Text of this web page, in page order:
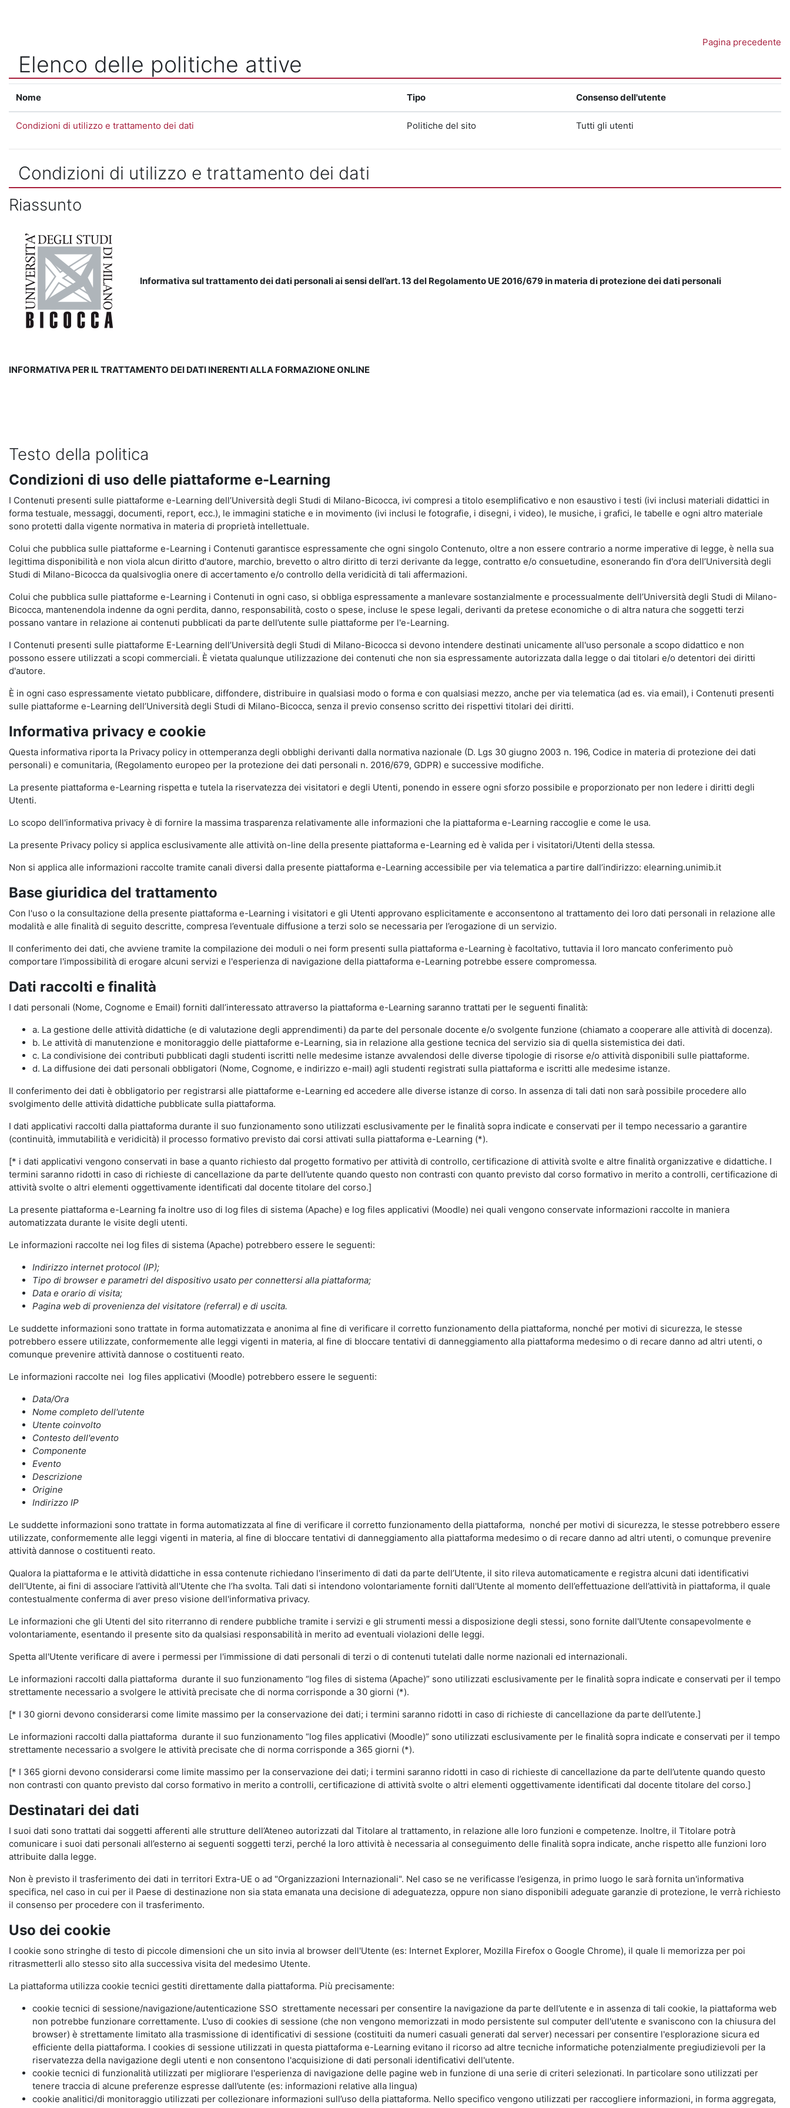
Pagina precedente
Elenco delle politiche attive
Nome Tipo Consenso dell'utente
Condizioni di utilizzo e trattamento dei dati Politiche del sito Tutti gli utenti
Condizioni di utilizzo e trattamento dei dati
Riassunto
Informativa sul trattamento dei dati personali ai sensi dell’art. 13 del Regolamento UE 2016/679 in materia di protezione dei dati personali
INFORMATIVA PER IL TRATTAMENTO DEI DATI INERENTI ALLA FORMAZIONE ONLINE
Testo della politica
Condizioni di uso delle piattaforme e-Learning
I Contenuti presenti sulle piattaforme e-Learning dell’Università degli Studi di Milano-Bicocca, ivi compresi a titolo esemplificativo e non esaustivo i testi (ivi inclusi materiali didattici in
forma testuale, messaggi, documenti, report, ecc.), le immagini statiche e in movimento (ivi inclusi le fotografie, i disegni, i video), le musiche, i grafici, le tabelle e ogni altro materiale
sono protetti dalla vigente normativa in materia di proprietà intellettuale.
Colui che pubblica sulle piattaforme e-Learning i Contenuti garantisce espressamente che ogni singolo Contenuto, oltre a non essere contrario a norme imperative di legge, è nella sua
legittima disponibilità e non viola alcun diritto d'autore, marchio, brevetto o altro diritto di terzi derivante da legge, contratto e/o consuetudine, esonerando fin d'ora dell’Università degli
Studi di Milano-Bicocca da qualsivoglia onere di accertamento e/o controllo della veridicità di tali affermazioni.
Colui che pubblica sulle piattaforme e-Learning i Contenuti in ogni caso, si obbliga espressamente a manlevare sostanzialmente e processualmente dell’Università degli Studi di Milano-
Bicocca, mantenendola indenne da ogni perdita, danno, responsabilità, costo o spese, incluse le spese legali, derivanti da pretese economiche o di altra natura che soggetti terzi
possano vantare in relazione ai contenuti pubblicati da parte dell’utente sulle piattaforme per l'e-Learning.
I Contenuti presenti sulle piattaforme E-Learning dell’Università degli Studi di Milano-Bicocca si devono intendere destinati unicamente all'uso personale a scopo didattico e non
possono essere utilizzati a scopi commerciali. È vietata qualunque utilizzazione dei contenuti che non sia espressamente autorizzata dalla legge o dai titolari e/o detentori dei diritti
d'autore.
È in ogni caso espressamente vietato pubblicare, diffondere, distribuire in qualsiasi modo o forma e con qualsiasi mezzo, anche per via telematica (ad es. via email), i Contenuti presenti
sulle piattaforme e-Learning dell’Università degli Studi di Milano-Bicocca, senza il previo consenso scritto dei rispettivi titolari dei diritti.
Informativa privacy e cookie
Questa informativa riporta la Privacy policy in ottemperanza degli obblighi derivanti dalla normativa nazionale (D. Lgs 30 giugno 2003 n. 196, Codice in materia di protezione dei dati
personali) e comunitaria, (Regolamento europeo per la protezione dei dati personali n. 2016/679, GDPR) e successive modifiche.
La presente piattaforma e-Learning rispetta e tutela la riservatezza dei visitatori e degli Utenti, ponendo in essere ogni sforzo possibile e proporzionato per non ledere i diritti degli
Utenti.
Lo scopo dell'informativa privacy è di fornire la massima trasparenza relativamente alle informazioni che la piattaforma e-Learning raccoglie e come le usa.
La presente Privacy policy si applica esclusivamente alle attività on-line della presente piattaforma e-Learning ed è valida per i visitatori/Utenti della stessa.
Non si applica alle informazioni raccolte tramite canali diversi dalla presente piattaforma e-Learning accessibile per via telematica a partire dall’indirizzo: elearning.unimib.it
Base giuridica del trattamento
Con l'uso o la consultazione della presente piattaforma e-Learning i visitatori e gli Utenti approvano esplicitamente e acconsentono al trattamento dei loro dati personali in relazione alle
modalità e alle finalità di seguito descritte, compresa l’eventuale diffusione a terzi solo se necessaria per l’erogazione di un servizio.
Il conferimento dei dati, che avviene tramite la compilazione dei moduli o nei form presenti sulla piattaforma e-Learning è facoltativo, tuttavia il loro mancato conferimento può
comportare l'impossibilità di erogare alcuni servizi e l'esperienza di navigazione della piattaforma e-Learning potrebbe essere compromessa.
Dati raccolti e finalità
I dati personali (Nome, Cognome e Email) forniti dall’interessato attraverso la piattaforma e-Learning saranno trattati per le seguenti finalità:
a. La gestione delle attività didattiche (e di valutazione degli apprendimenti) da parte del personale docente e/o svolgente funzione (chiamato a cooperare alle attività di docenza).
b. Le attività di manutenzione e monitoraggio delle piattaforme e-Learning, sia in relazione alla gestione tecnica del servizio sia di quella sistemistica dei dati.
c. La condivisione dei contributi pubblicati dagli studenti iscritti nelle medesime istanze avvalendosi delle diverse tipologie di risorse e/o attività disponibili sulle piattaforme.
d. La diffusione dei dati personali obbligatori (Nome, Cognome, e indirizzo e-mail) agli studenti registrati sulla piattaforma e iscritti alle medesime istanze.
Il conferimento dei dati è obbligatorio per registrarsi alle piattaforme e-Learning ed accedere alle diverse istanze di corso. In assenza di tali dati non sarà possibile procedere allo
svolgimento delle attività didattiche pubblicate sulla piattaforma.
I dati applicativi raccolti dalla piattaforma durante il suo funzionamento sono utilizzati esclusivamente per le finalità sopra indicate e conservati per il tempo necessario a garantire
(continuità, immutabilità e veridicità) il processo formativo previsto dai corsi attivati sulla piattaforma e-Learning (*).
[* i dati applicativi vengono conservati in base a quanto richiesto dal progetto formativo per attività di controllo, certificazione di attività svolte e altre finalità organizzative e didattiche. I
termini saranno ridotti in caso di richieste di cancellazione da parte dell’utente quando questo non contrasti con quanto previsto dal corso formativo in merito a controlli, certificazione di
attività svolte o altri elementi oggettivamente identificati dal docente titolare del corso.]
La presente piattaforma e-Learning fa inoltre uso di log files di sistema (Apache) e log files applicativi (Moodle) nei quali vengono conservate informazioni raccolte in maniera
automatizzata durante le visite degli utenti.
Le informazioni raccolte nei log files di sistema (Apache) potrebbero essere le seguenti:
Indirizzo internet protocol (IP);
Tipo di browser e parametri del dispositivo usato per connettersi alla piattaforma;
Data e orario di visita;
Pagina web di provenienza del visitatore (referral) e di uscita.
Le suddette informazioni sono trattate in forma automatizzata e anonima al fine di verificare il corretto funzionamento della piattaforma, nonché per motivi di sicurezza, le stesse
potrebbero essere utilizzate, conformemente alle leggi vigenti in materia, al fine di bloccare tentativi di danneggiamento alla piattaforma medesimo o di recare danno ad altri utenti, o
comunque prevenire attività dannose o costituenti reato.
Le informazioni raccolte nei log files applicativi (Moodle) potrebbero essere le seguenti:
Data/Ora
Nome completo dell'utente
Utente coinvolto
Contesto dell'evento
Componente
Evento
Descrizione
Origine
Indirizzo IP
Le suddette informazioni sono trattate in forma automatizzata al fine di verificare il corretto funzionamento della piattaforma, nonché per motivi di sicurezza, le stesse potrebbero essere
utilizzate, conformemente alle leggi vigenti in materia, al fine di bloccare tentativi di danneggiamento alla piattaforma medesimo o di recare danno ad altri utenti, o comunque prevenire
attività dannose o costituenti reato.
Qualora la piattaforma e le attività didattiche in essa contenute richiedano l'inserimento di dati da parte dell’Utente, il sito rileva automaticamente e registra alcuni dati identificativi
dell'Utente, ai fini di associare l’attività all'Utente che l’ha svolta. Tali dati si intendono volontariamente forniti dall'Utente al momento dell’effettuazione dell’attività in piattaforma, il quale
contestualmente conferma di aver preso visione dell'informativa privacy.
Le informazioni che gli Utenti del sito riterranno di rendere pubbliche tramite i servizi e gli strumenti messi a disposizione degli stessi, sono fornite dall'Utente consapevolmente e
volontariamente, esentando il presente sito da qualsiasi responsabilità in merito ad eventuali violazioni delle leggi.
Spetta all'Utente verificare di avere i permessi per l'immissione di dati personali di terzi o di contenuti tutelati dalle norme nazionali ed internazionali.
Le informazioni raccolti dalla piattaforma durante il suo funzionamento “log files di sistema (Apache)” sono utilizzati esclusivamente per le finalità sopra indicate e conservati per il tempo
strettamente necessario a svolgere le attività precisate che di norma corrisponde a 30 giorni (*).
[* I 30 giorni devono considerarsi come limite massimo per la conservazione dei dati; i termini saranno ridotti in caso di richieste di cancellazione da parte dell’utente.]
Le informazioni raccolti dalla piattaforma durante il suo funzionamento “log files applicativi (Moodle)” sono utilizzati esclusivamente per le finalità sopra indicate e conservati per il tempo
strettamente necessario a svolgere le attività precisate che di norma corrisponde a 365 giorni (*).
[* I 365 giorni devono considerarsi come limite massimo per la conservazione dei dati; i termini saranno ridotti in caso di richieste di cancellazione da parte dell’utente quando questo
non contrasti con quanto previsto dal corso formativo in merito a controlli, certificazione di attività svolte o altri elementi oggettivamente identificati dal docente titolare del corso.]
Destinatari dei dati
I suoi dati sono trattati dai soggetti afferenti alle strutture dell’Ateneo autorizzati dal Titolare al trattamento, in relazione alle loro funzioni e competenze. Inoltre, il Titolare potrà
comunicare i suoi dati personali all’esterno ai seguenti soggetti terzi, perché la loro attività è necessaria al conseguimento delle finalità sopra indicate, anche rispetto alle funzioni loro
attribuite dalla legge.
Non è previsto il trasferimento dei dati in territori Extra-UE o ad "Organizzazioni Internazionali". Nel caso se ne verificasse l’esigenza, in primo luogo le sarà fornita un'informativa
specifica, nel caso in cui per il Paese di destinazione non sia stata emanata una decisione di adeguatezza, oppure non siano disponibili adeguate garanzie di protezione, le verrà richiesto
il consenso per procedere con il trasferimento.
Uso dei cookie
I cookie sono stringhe di testo di piccole dimensioni che un sito invia al browser dell'Utente (es: Internet Explorer, Mozilla Firefox o Google Chrome), il quale li memorizza per poi
ritrasmetterli allo stesso sito alla successiva visita del medesimo Utente.
La piattaforma utilizza cookie tecnici gestiti direttamente dalla piattaforma. Più precisamente:
cookie tecnici di sessione/navigazione/autenticazione SSO strettamente necessari per consentire la navigazione da parte dell’utente e in assenza di tali cookie, la piattaforma web
non potrebbe funzionare correttamente. L'uso di cookies di sessione (che non vengono memorizzati in modo persistente sul computer dell'utente e svaniscono con la chiusura del
browser) è strettamente limitato alla trasmissione di identificativi di sessione (costituiti da numeri casuali generati dal server) necessari per consentire l'esplorazione sicura ed
efficiente della piattaforma. I cookies di sessione utilizzati in questa piattaforma e-Learning evitano il ricorso ad altre tecniche informatiche potenzialmente pregiudizievoli per la
riservatezza della navigazione degli utenti e non consentono l'acquisizione di dati personali identificativi dell'utente.
cookie tecnici di funzionalità utilizzati per migliorare l'esperienza di navigazione delle pagine web in funzione di una serie di criteri selezionati. In particolare sono utilizzati per
tenere traccia di alcune preferenze espresse dall’utente (es: informazioni relative alla lingua)
cookie analitici/di monitoraggio utilizzati per collezionare informazioni sull’uso della piattaforma. Nello specifico vengono utilizzati per raccogliere informazioni, in forma aggregata,